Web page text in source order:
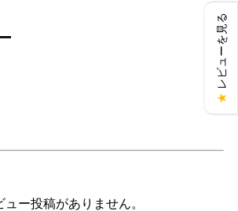
ュー投稿がありません。
★
レビューを見る